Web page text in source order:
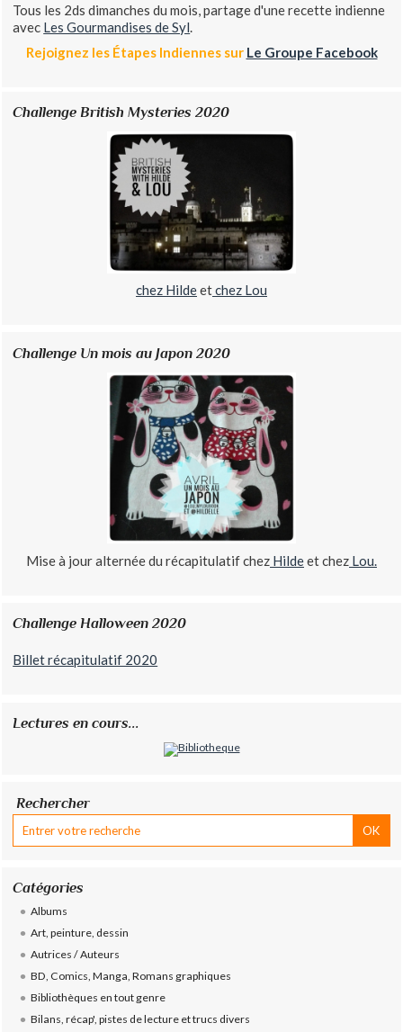
Tous les 2ds dimanches du mois, partage d'une recette indienne
avec Les Gourmandises de Syl.
Rejoignez les Étapes Indiennes sur Le Groupe Facebook
Challenge British Mysteries 2020
chez Hildeetchez Lou
Challenge Un mois au Japon 2020
Mise à jour alternée du récapitulatif chez Hildeet chez Lou.
Challenge Halloween 2020
Billet récapitulatif 2020
Lectures en cours...
Rechercher
Catégories
Albums
Art, peinture, dessin
Autrices / Auteurs
BD, Comics, Manga, Romans graphiques
Bibliothèques en tout genre
Bilans, récap', pistes de lecture et trucs divers